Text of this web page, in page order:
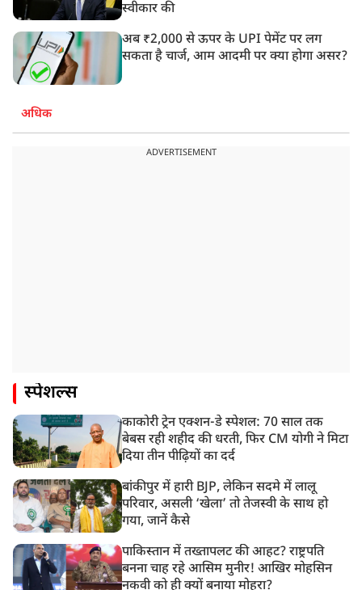
स्वीकार की
अब ₹2,000 से ऊपर के UPI पेमेंट पर लग
सकता है चार्ज, आम आदमी पर क्या होगा असर?
अधिक
ADVERTISEMENT
स्पेशल्स
काकोरी ट्रेन एक्शन-डे स्पेशल: 70 साल तक
बेबस रही शहीद की धरती, फिर CM योगी ने मिटा
दिया तीन पीढ़ियों का दर्द
बांकीपुर में हारी BJP, लेकिन सदमे में लालू
परिवार, असली ‘खेला’ तो तेजस्वी के साथ हो
गया, जानें कैसे
पाकिस्तान में तख्तापलट की आहट? राष्ट्रपति
बनना चाह रहे आसिम मुनीर! आखिर मोहसिन
नकवी को ही क्यों बनाया मोहरा?